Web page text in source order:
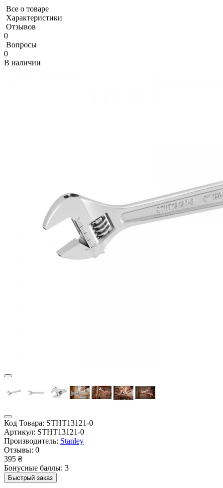
Все о товаре
Характеристики
Отзывов
0
Вопросы
0
В наличии
Код Товара: STHT13121-0
Артикул: STHT13121-0
Производитель: Stanley
Отзывы: 0
395 ₴
Бонусные баллы: 3
Быстрый заказ